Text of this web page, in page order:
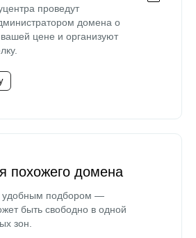
проведут
домена о
цене и организуют
похожего домена
удобным подбором —
быть свободно в одной
зон.